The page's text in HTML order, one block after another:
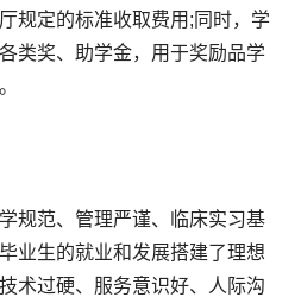
规定的标准收取费用;同时，学
类奖、助学金，用于奖励品学
范、管理严谨、临床实习基
业生的就业和发展搭建了理想
术过硬、服务意识好、人际沟